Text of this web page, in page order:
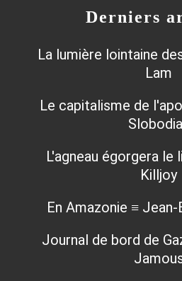
Derniers
La lumière lointaine
Lam
Le capitalisme de
L'agneau égorgera le
Killjoy
En Amazonie ≡
Journal de bord de